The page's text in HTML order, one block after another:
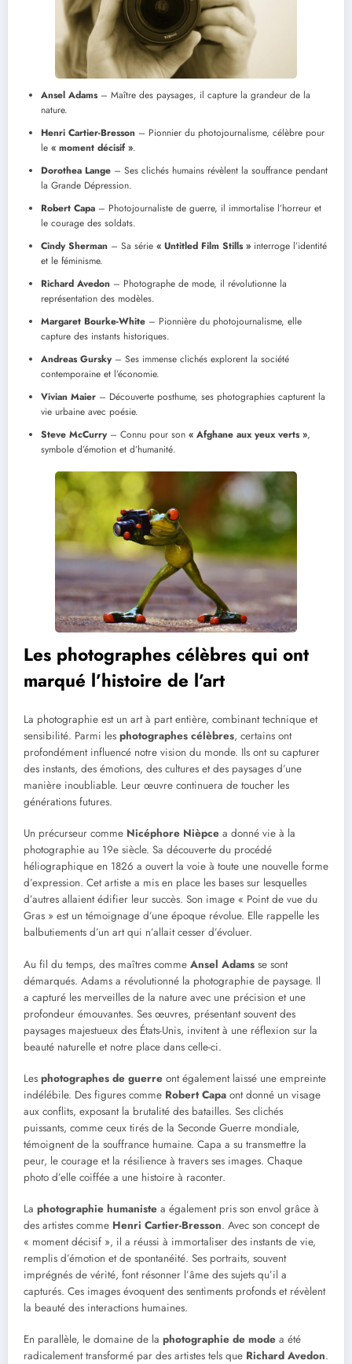
Ansel Adams– Maître des paysages, il capture la grandeur de la
nature.
Henri Cartier-Bresson – Pionnier du photojournalisme, célèbre pour
le « moment décisif ».
Dorothea Lange – Ses clichés humains révèlent la souffrance pendant
la Grande Dépression.
Robert Capa – Photojournaliste de guerre, il immortalise l’horreur et
le courage des soldats.
Cindy Sherman – Sa série « Untitled Film Stills » interroge l’identité
et le féminisme.
Richard Avedon – Photographe de mode, il révolutionne la
représentation des modèles.
Margaret Bourke-White – Pionnière du photojournalisme, elle
capture des instants historiques.
Andreas Gursky– Ses immense clichés explorent la société
contemporaine et l’économie.
Vivian Maier – Découverte posthume, ses photographies capturent la
vie urbaine avec poésie.
Steve McCurry– Connu pour son « Afghane aux yeux verts »,
symbole d’émotion et d’humanité.
Les photographes célèbres qui ont
marqué l’histoire de l’art
La photographie est un art à part entière, combinant technique et
sensibilité. Parmi les photographes célèbres, certains ont
profondément influencé notre vision du monde. Ils ont su capturer
des instants, des émotions, des cultures et des paysages d’une
manière inoubliable. Leur œuvre continuera de toucher les
générations futures.
Un précurseur comme Nicéphore Nièpce a donné vie à la
photographie au 19e siècle. Sa découverte du procédé
héliographique en 1826 a ouvert la voie à toute une nouvelle forme
d’expression. Cet artiste a mis en place les bases sur lesquelles
d’autres allaient édifier leur succès. Son image « Point de vue du
Gras » est un témoignage d’une époque révolue. Elle rappelle les
balbutiements d’un art qui n’allait cesser d’évoluer.
Au fil du temps, des maîtres comme Ansel Adams se sont
démarqués. Adams a révolutionné la photographie de paysage. Il
a capturé les merveilles de la nature avec une précision et une
profondeur émouvantes. Ses œuvres, présentant souvent des
paysages majestueux des États-Unis, invitent à une réflexion sur la
beauté naturelle et notre place dans celle-ci.
Les photographes de guerre ont également laissé une empreinte
indélébile. Des figures comme Robert Capa ont donné un visage
aux conflits, exposant la brutalité des batailles. Ses clichés
puissants, comme ceux tirés de la Seconde Guerre mondiale,
témoignent de la souffrance humaine. Capa a su transmettre la
peur, le courage et la résilience à travers ses images. Chaque
photo d’elle coiffée a une histoire à raconter.
La photographie humaniste a également pris son envol grâce à
des artistes comme Henri Cartier-Bresson. Avec son concept de
« moment décisif », il a réussi à immortaliser des instants de vie,
remplis d’émotion et de spontanéité. Ses portraits, souvent
imprégnés de vérité, font résonner l’âme des sujets qu’il a
capturés. Ces images évoquent des sentiments profonds et révèlent
la beauté des interactions humaines.
En parallèle, le domaine de la photographie de mode a été
radicalement transformé par des artistes tels que Richard Avedon.